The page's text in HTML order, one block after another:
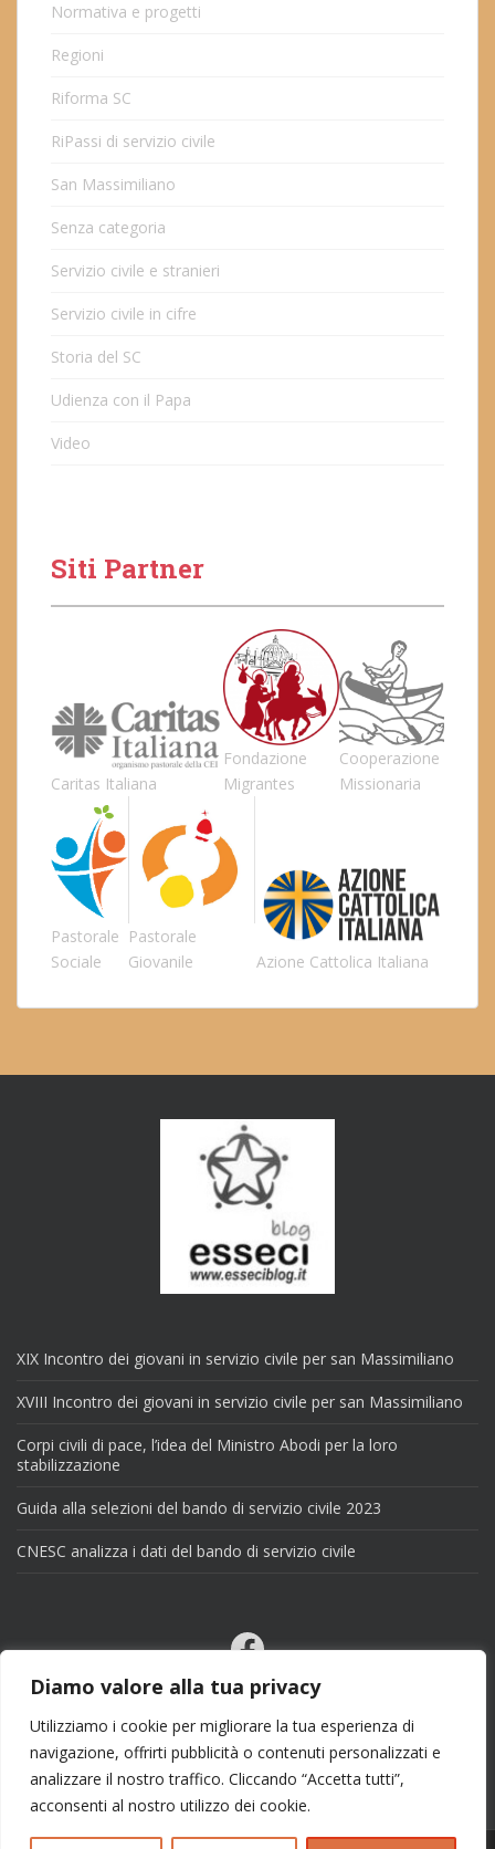
Diamo valore alla tua privacy
Utilizziamo i cookie per migliorare la tua esperienza di
navigazione, offrirti pubblicità o contenuti personalizzati e
analizzare il nostro traffico. Cliccando “Accetta tutti”,
acconsenti al nostro utilizzo dei cookie.
Normativa e progetti
Regioni
Riforma SC
RiPassi di servizio civile
San Massimiliano
Senza categoria
Servizio civile e stranieri
Servizio civile in cifre
Storia del SC
Udienza con il Papa
Video
Siti Partner
Caritas Italiana
Fondazione
Migrantes
Cooperazione
Missionaria
Pastorale
Sociale
Pastorale
Giovanile
Azione Cattolica Italiana
XIX Incontro dei giovani in servizio civile per san Massimiliano
XVIII Incontro dei giovani in servizio civile per san Massimiliano
Corpi civili di pace, l’idea del Ministro Abodi per la loro
stabilizzazione
Guida alla selezioni del bando di servizio civile 2023
CNESC analizza i dati del bando di servizio civile
Facebook
Email
X